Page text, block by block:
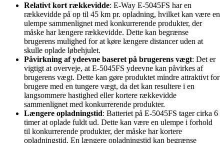
Relativt kort rækkevidde: E-Way E-5045FS har en
rækkevidde på op til 45 km pr. opladning, hvilket kan være en
ulempe sammenlignet med konkurrerende produkter, der
måske har længere rækkevidde. Dette kan begrænse
brugerens mulighed for at køre længere distancer uden at
skulle oplade løbehjulet.
Påvirkning af ydeevne baseret på brugerens vægt: Det er
vigtigt at overveje, at E-5045FS ydeevne kan påvirkes af
brugerens vægt. Dette kan gøre produktet mindre attraktivt for
brugere med en tungere vægt, da det kan resultere i en
langsommere hastighed eller kortere rækkevidde
sammenlignet med konkurrerende produkter.
Længere opladningstid: Batteriet på E-5045FS tager cirka 6
timer at oplade fuldt ud. Dette kan være en ulempe i forhold
til konkurrerende produkter, der måske har kortere
opladningstid. En længere opladningstid kan begrænse